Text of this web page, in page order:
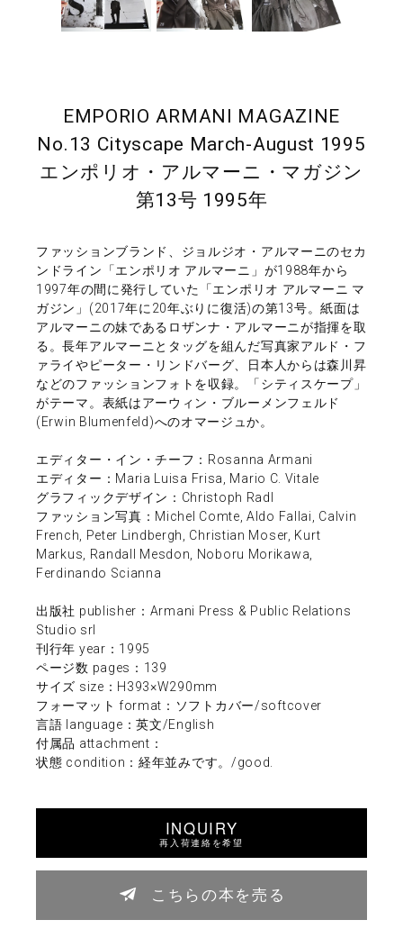
EMPORIO ARMANI MAGAZINE
No.13 Cityscape March-August 1995
エンポリオ・アルマーニ・マガジン
第13号 1995年
ファッションブランド、ジョルジオ・アルマーニのセカ
ンドライン「エンポリオ アルマーニ」が1988年から
1997年の間に発行していた「エンポリオ アルマーニ マ
ガジン」(2017年に20年ぶりに復活)の第13号。紙面は
アルマーニの妹であるロザンナ・アルマーニが指揮を取
る。長年アルマーニとタッグを組んだ写真家アルド・フ
ァライやピーター・リンドバーグ、日本人からは森川昇
などのファッションフォトを収録。「シティスケープ」
がテーマ。表紙はアーウィン・ブルーメンフェルド
(Erwin Blumenfeld)へのオマージュか。
エディター・イン・チーフ：Rosanna Armani
エディター：Maria Luisa Frisa, Mario C. Vitale
グラフィックデザイン：Christoph Radl
ファッション写真：Michel Comte, Aldo Fallai, Calvin
French, Peter Lindbergh, Christian Moser, Kurt
Markus, Randall Mesdon, Noboru Morikawa,
Ferdinando Scianna
出版社 publisher：Armani Press & Public Relations
Studio srl
刊行年 year：1995
ページ数 pages：139
サイズ size：H393×W290mm
フォーマット format：ソフトカバー/softcover
言語 language：英文/English
付属品 attachment：
状態 condition：経年並みです。/good.
INQUIRY
再入荷連絡を希望
こちらの本を売る